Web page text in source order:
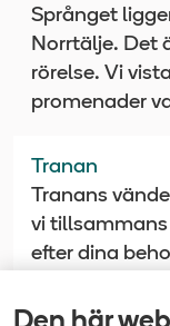
Språnget
Norrtälje. Det
rörelse. Vi
promenader
Tranan
Tranans
vi
efter dina